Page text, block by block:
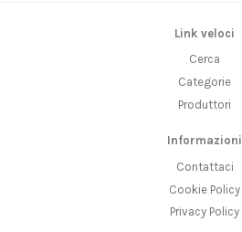
Link veloci
Cerca
Categorie
Produttori
Informazioni
Contattaci
Cookie Policy
Privacy Policy